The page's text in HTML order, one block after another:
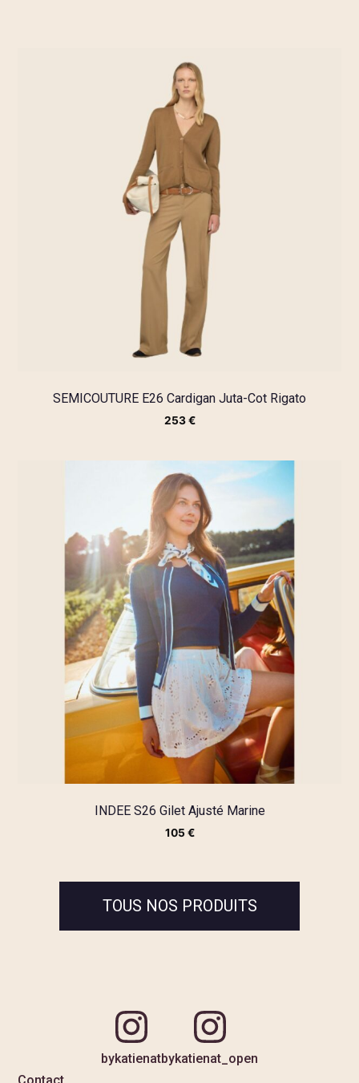
SEMICOUTURE E26 Cardigan Juta-Cot Rigato
253€
INDEE S26 Gilet Ajusté Marine
105€
TOUS NOS PRODUITS
bykatienatbykatienat_open